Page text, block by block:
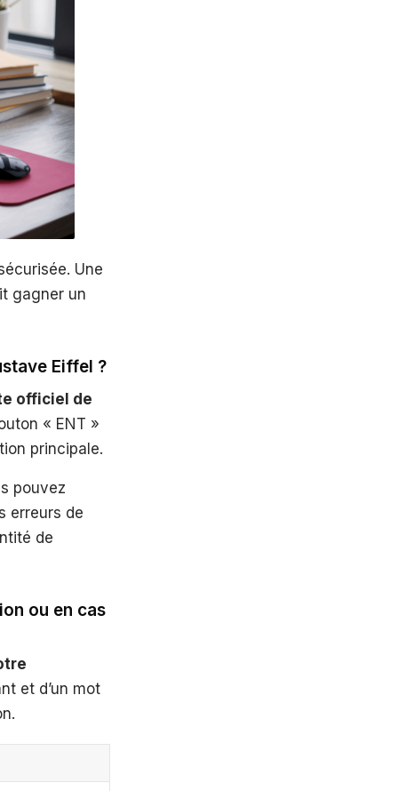
Une
gagner un
Eiffel ?
officiel de
« ENT »
principale.
pouvez
erreurs de
de
ou en cas
et d’un mot